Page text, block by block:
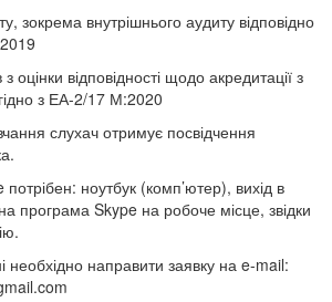
зокрема внутрішнього аудиту відповідно
оцінки відповідності щодо акредитації з
з ЕА-2/17 М:2020
слухач отримує посвідчення
ноутбук (комп’ютер), вихід в
програма Skype на робоче місце, звідки
необхідно направити заявку на e-mail: